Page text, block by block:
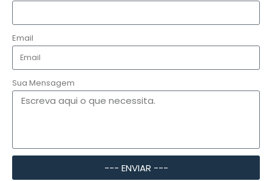
Email
Sua Mensagem
--- ENVIAR ---